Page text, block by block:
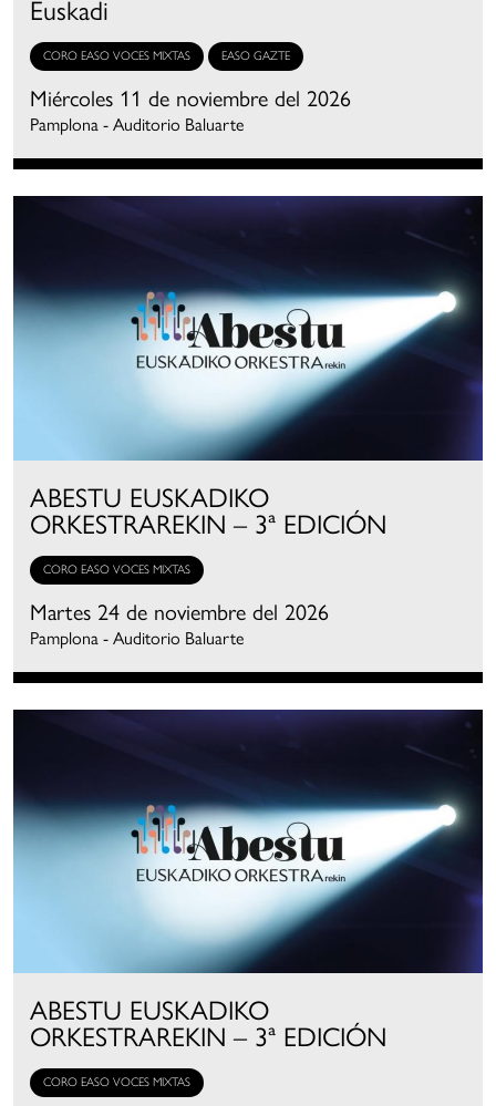
Euskadi
CORO EASO VOCES MIXTAS EASO GAZTE
Miércoles 11 de noviembre del 2026
Pamplona - Auditorio Baluarte
ABESTU EUSKADIKO
ORKESTRAREKIN – 3ª EDICIÓN
CORO EASO VOCES MIXTAS
Martes 24 de noviembre del 2026
Pamplona - Auditorio Baluarte
ABESTU EUSKADIKO
ORKESTRAREKIN – 3ª EDICIÓN
CORO EASO VOCES MIXTAS